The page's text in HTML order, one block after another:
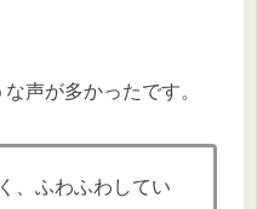
声が多かったです。
、ふわふわしてい